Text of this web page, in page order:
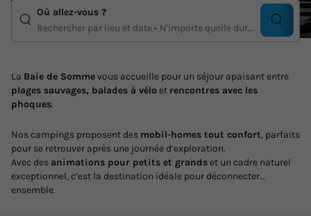
Où allez-vous ?
Rechercher par lieu et date
N'importe quelle duree
La Baie de Sommevous accueille pour un séjour apaisant entre
plages sauvages, balades à véloet rencontres avec les
phoques.
Nos campings proposent des mobil-homes tout confort, parfaits
pour se retrouver après une journée d’exploration.
Avec des animations pour petits et grandset un cadre naturel
exceptionnel, c’est la destination idéale pour déconnecter…
ensemble.